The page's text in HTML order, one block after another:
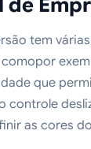
tem
que
controle
as cores